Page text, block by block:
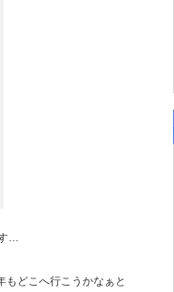
…
どこへ行こうかなぁと